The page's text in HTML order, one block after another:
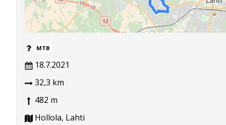
MTB
18.7.2021
32,3 km
482 m
Hollola, Lahti